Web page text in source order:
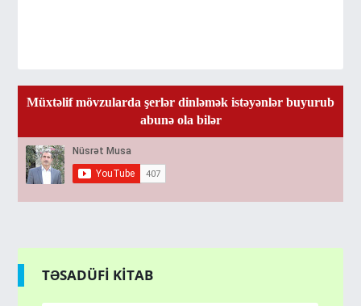
Müxtəlif mövzularda şerlər dinləmək istəyənlər buyurub
abunə ola bilər
TƏSADÜFİ KİTAB